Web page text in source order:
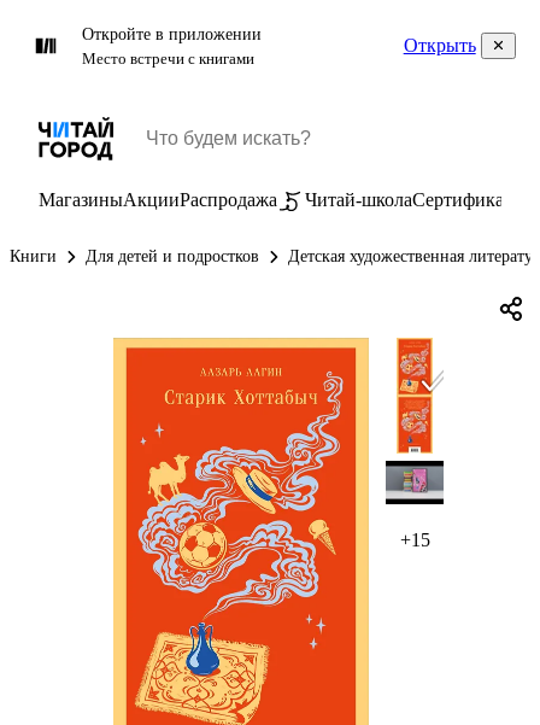
Откройте в приложении
Место встречи с книгами
Открыть
МагазиныАкцииРаспродажа Читай-школаСертификаты
Книги Для детей и подростков Детская художественная
+15